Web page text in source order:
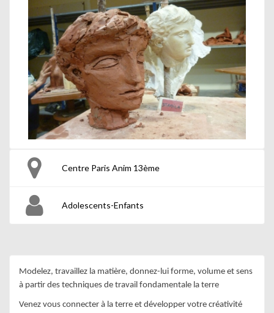
Centre Paris Anim 13ème
Adolescents-Enfants
Modelez, travaillez la matière, donnez-lui forme, volume et sens
à partir des techniques de travail fondamentale la terre
Venez vous connecter à la terre et développer votre créativité